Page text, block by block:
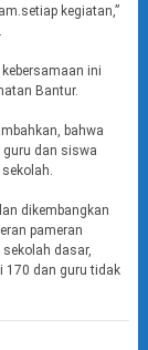
kegiatan,”
ini
Bantur.
bahwa
dan siswa
dikembangkan
pameran
dasar,
170 dan guru tidak